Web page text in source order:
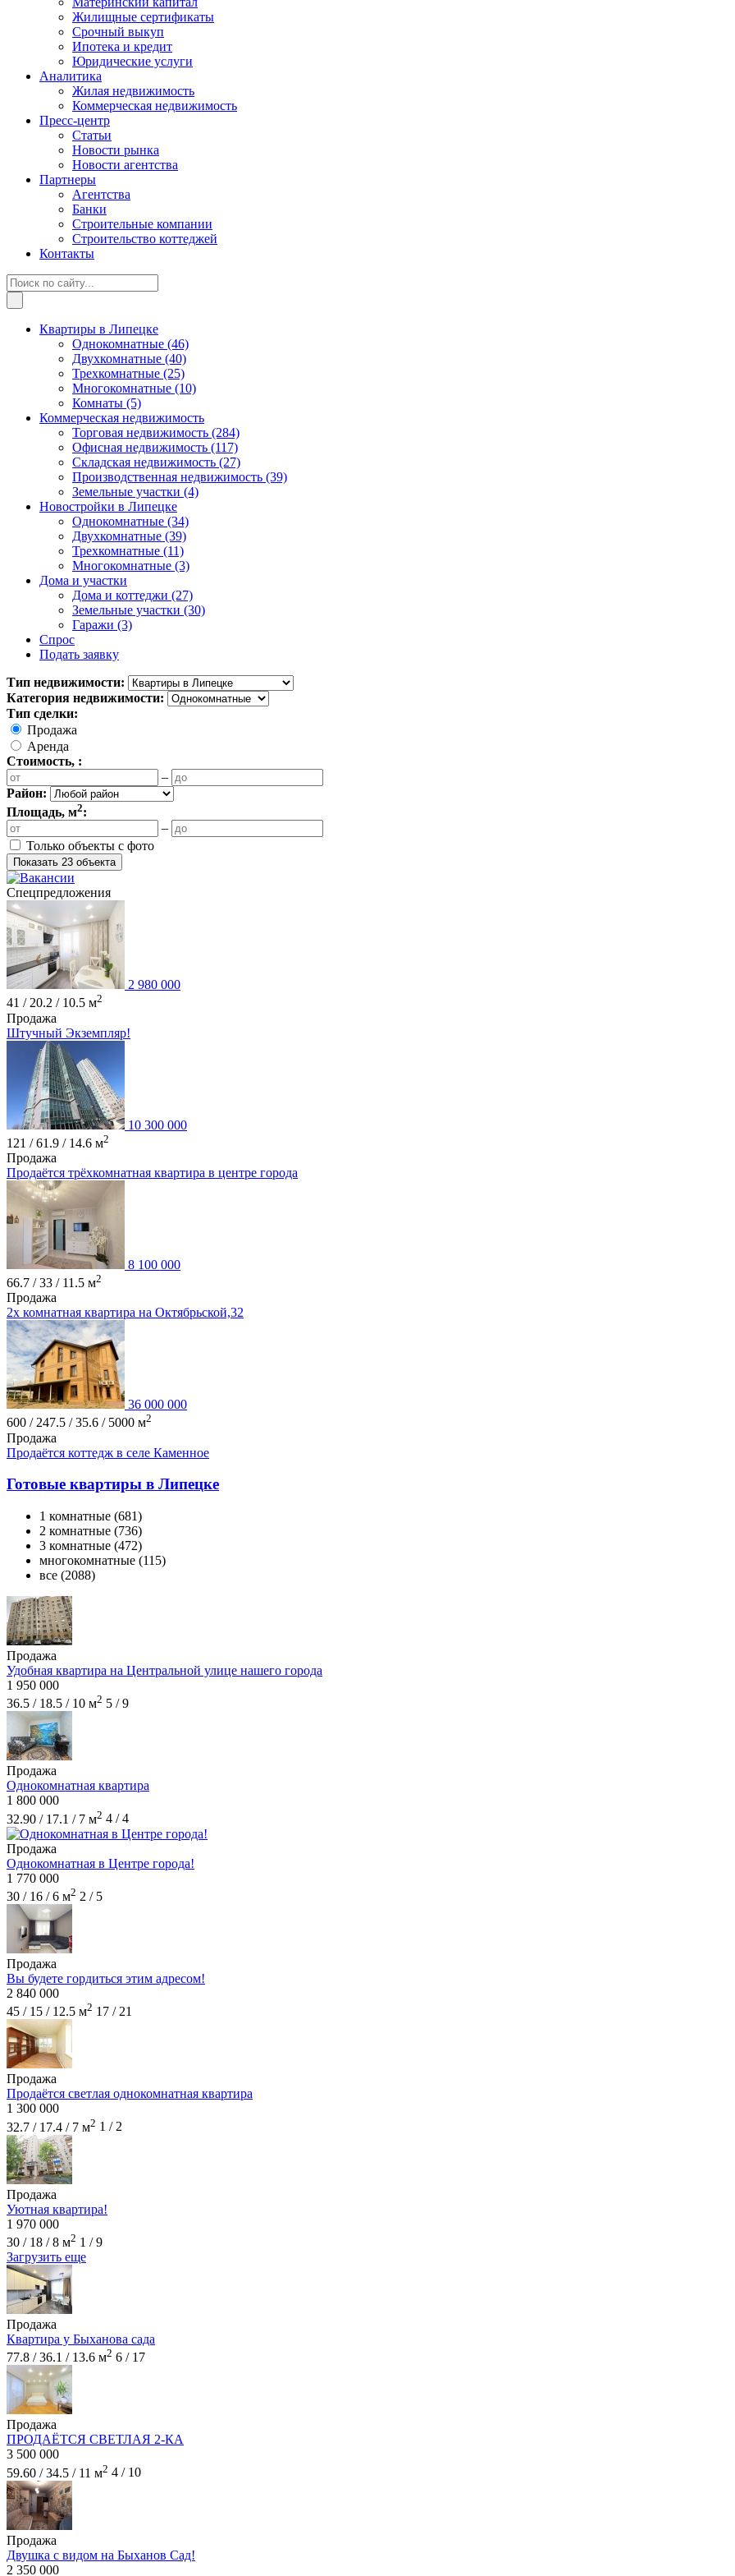
Жилищные сертификаты
Срочный выкуп
Ипотека и кредит
Юридические услуги
Аналитика
Жилая недвижимость
Коммерческая недвижимость
Пресс-центр
Статьи
Новости рынка
Новости агентства
Партнеры
Агентства
Банки
Строительные компании
Строительство коттеджей
Контакты
Квартиры в Липецке
Однокомнатные (46)
Двухкомнатные (40)
Трехкомнатные (25)
Многокомнатные (10)
Комнаты (5)
Коммерческая недвижимость
Торговая недвижимость (284)
Офисная недвижимость (117)
Складская недвижимость (27)
Производственная недвижимость (39)
Земельные участки (4)
Новостройки в Липецке
Однокомнатные (34)
Двухкомнатные (39)
Трехкомнатные (11)
Многокомнатные (3)
Дома и участки
Дома и коттеджи (27)
Земельные участки (30)
Гаражи (3)
Спрос
Подать заявку
Тип недвижимости:
Категория недвижимости:
Тип сделки:
Продажа
Аренда
Стоимость, :
–
Район:
Площадь, м2:
–
Только объекты с фото
Показать 23 объекта
Спецпредложения
2 980 000
41 / 20.2 / 10.5 м2
Продажа
Штучный Экземпляр!
10 300 000
121 / 61.9 / 14.6 м2
Продажа
Продаётся трёхкомнатная квартира в центре города
8 100 000
66.7 / 33 / 11.5 м2
Продажа
2х комнатная квартира на Октябрьской,32
36 000 000
600 / 247.5 / 35.6 / 5000 м2
Продажа
Продаётся коттедж в селе Каменное
Готовые квартиры в Липецке
1 комнатные (681)
2 комнатные (736)
3 комнатные (472)
многокомнатные (115)
все (2088)
Продажа
Удобная квартира на Центральной улице нашего города
1 950 000
36.5 / 18.5 / 10 м2 5 / 9
Продажа
Однокомнатная квартира
1 800 000
32.90 / 17.1 / 7 м2 4 / 4
Продажа
Однокомнатная в Центре города!
1 770 000
30 / 16 / 6 м2 2 / 5
Продажа
Вы будете гордиться этим адресом!
2 840 000
45 / 15 / 12.5 м2 17 / 21
Продажа
Продаётся светлая однокомнатная квартира
1 300 000
32.7 / 17.4 / 7 м2 1 / 2
Продажа
Уютная квартира!
1 970 000
30 / 18 / 8 м2 1 / 9
Загрузить еще
Продажа
Квартира у Быханова сада
77.8 / 36.1 / 13.6 м2 6 / 17
Продажа
ПРОДАЁТСЯ СВЕТЛАЯ 2-КА
3 500 000
59.60 / 34.5 / 11 м2 4 / 10
Продажа
Двушка с видом на Быханов Сад!
2 350 000